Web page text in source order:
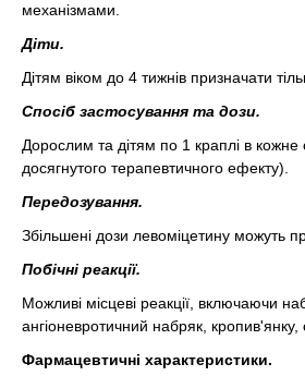
механізмами.
Діти.
Дітям віком до 4 тижнів призначати
Спосіб застосування та дози.
Дорослим та дітям по 1 краплі в кожне
досягнутого терапевтичного ефекту).
Передозування.
Збільшені дози левоміцетину можуть
Побічні реакції.
Можливі місцеві реакції, включаючи
ангіоневротичний набряк,
Фармацевтичні характеристики.